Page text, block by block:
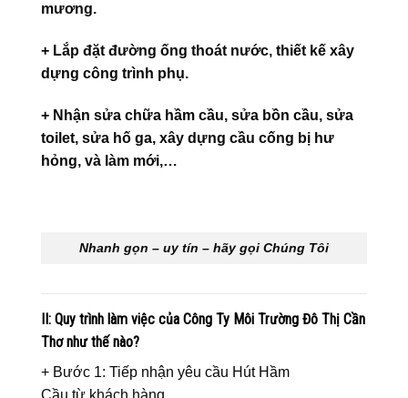
mương.
+ Lắp đặt đường ống thoát nước, thiết kế xây
dựng công trình phụ.
+ Nhận sửa chữa hầm cầu, sửa bồn cầu, sửa
toilet, sửa hố ga, xây dựng cầu cống bị hư
hỏng, và làm mới,…
Nhanh gọn – uy tín – hãy gọi Chúng Tôi
II: Quy trình làm việc của Công Ty Môi Trường Đô Thị Cần
Thơ như thế nào?
+ Bước 1: Tiếp nhận yêu cầu Hút Hầm
Cầu từ khách hàng.